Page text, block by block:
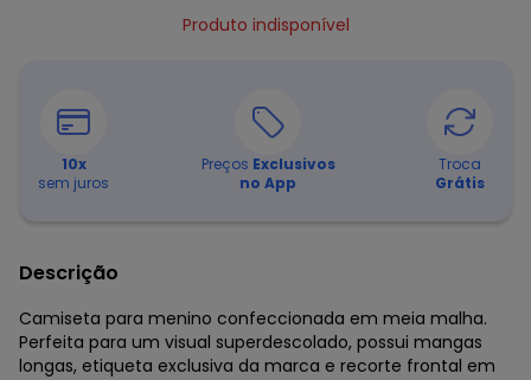
Produto indisponível
10x
sem juros
Preços Exclusivos
no App
Troca
Grátis
Descrição
Camiseta para menino confeccionada em meia malha.
Perfeita para um visual superdescolado, possui mangas
longas, etiqueta exclusiva da marca e recorte frontal em